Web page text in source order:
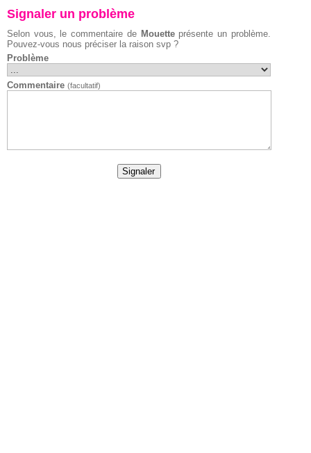
Signaler un problème
Selon vous, le commentaire de Mouetteprésente un problème.
Pouvez-vous nous préciser la raison svp ?
Problème
Commentaire (facultatif)